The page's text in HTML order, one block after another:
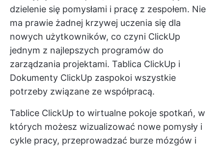
dzielenie się pomysłami i pracę z zespołem. Nie
ma prawie żadnej krzywej uczenia się dla
nowych użytkowników, co czyni ClickUp
jednym z najlepszych programów do
zarządzania projektami. Tablica ClickUp i
Dokumenty ClickUp zaspokoi wszystkie
potrzeby związane ze współpracą.
Tablice ClickUp to wirtualne pokoje spotkań, w
których możesz wizualizować nowe pomysły i
cykle pracy, przeprowadzać burze mózgów i